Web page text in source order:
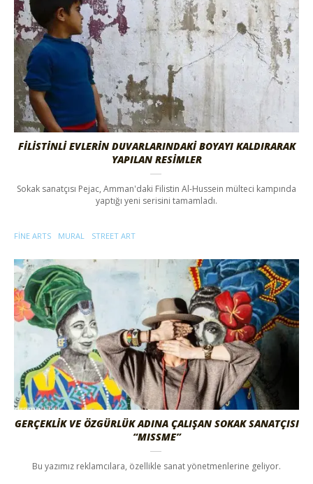
FILISTINLI EVLERIN DUVARLARINDAKI BOYAYI KALDIRARAK
YAPILAN RESIMLER
Sokak sanatçısı Pejac, Amman'daki Filistin Al-Hussein mülteci kampında
yaptığı yeni serisini tamamladı.
FINE ARTS MURAL STREET ART
GERÇEKLİK VE ÖZGÜRLÜK ADINA ÇALIŞAN SOKAK SANATÇISI
“MISSME”
Bu yazımız reklamcılara, özellikle sanat yönetmenlerine geliyor.